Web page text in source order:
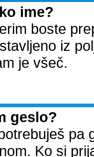
ime?
boste
iz
je všeč.
geslo?
pa
Ko si